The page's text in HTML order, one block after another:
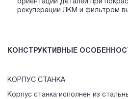
ориентации деталей при
рекуперации ЛКМ и фильтром
КОНСТРУКТИВНЫЕ
КОРПУС СТАНКА
Корпус станка исполнен из